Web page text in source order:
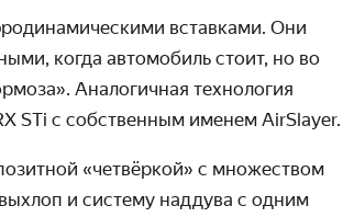
вставками. Они
когда автомобиль стоит, но во
Аналогичная технология
STi с собственным именем AirSlayer.
«четвёркой» с множеством
и систему наддува с одним